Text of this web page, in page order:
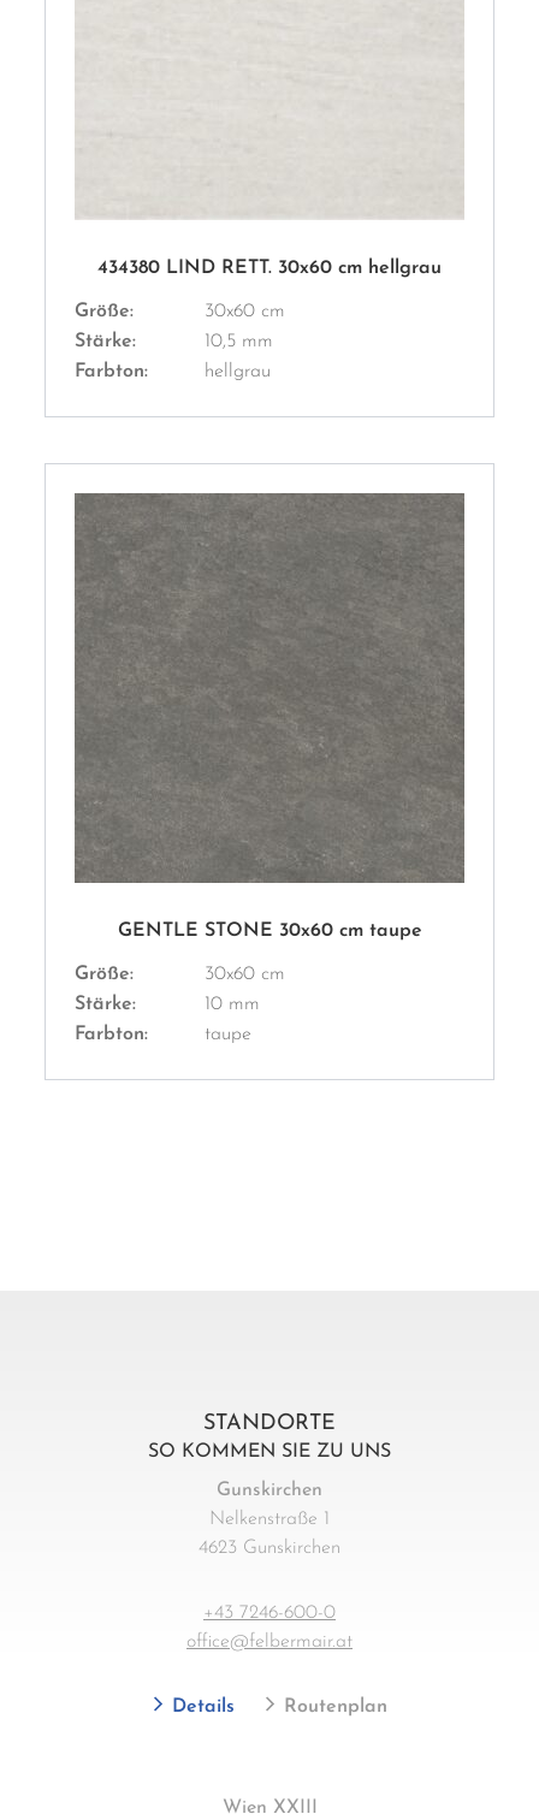
434380 LIND RETT. 30x60 cm hellgrau
Größe:
30x60 cm
Stärke:
10,5 mm
Farbton:
hellgrau
GENTLE STONE 30x60 cm taupe
Größe:
30x60 cm
Stärke:
10 mm
Farbton:
taupe
STANDORTE
SO KOMMEN SIE ZU UNS
Gunskirchen
Nelkenstraße 1
4623 Gunskirchen
+43 7246-600-0
office@felbermair.at
Details Routenplan
Wien XXIII